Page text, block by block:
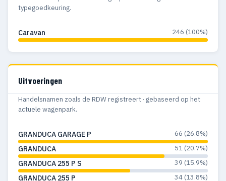
typegoedkeuring.
Caravan 246 (100%)
Uitvoeringen
Handelsnamen zoals de RDW registreert · gebaseerd op het
actuele wagenpark.
GRANDUCA GARAGE P 66 (26.8%)
GRANDUCA 51 (20.7%)
GRANDUCA 255 P S 39 (15.9%)
GRANDUCA 255 P 34 (13.8%)